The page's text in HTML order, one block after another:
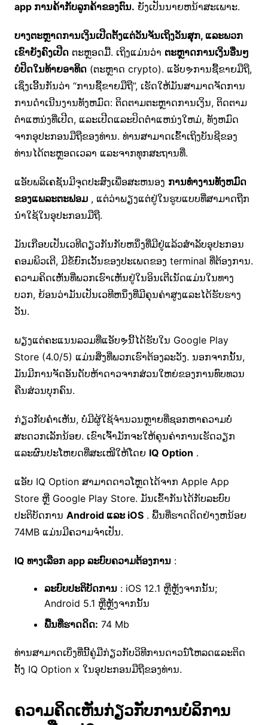
app ການຄ້າກັບລູກຄ້າຂອງຕົນ. ຍັງເປັນນາຍຫນ້າສະເພາະ.
ບາງຕະຫຼາດການເງິນເປີດຕັ້ງແຕ່ວັນຈັນເຖິງວັນສຸກ, ແລະພວກ
ເຂົາຍັງຄົງເປີດຕະຫຼອດມື້. ເຖິງແມ່ນວ່າ ຕະຫຼາດການເງິນອື່ນໆ
ບໍ່ປິດໃນທ້າຍອາທິດ(ຕະຫຼາດ crypto). ແອັບຯການຊື້ຂາຍມືຖື,
ເຊິ່ງເອີ້ນກັນວ່າ “ການຊື້ຂາຍມືຖື”, ເຮັດໃຫ້ມັນສາມາດຈັດການ
ການດໍາເນີນງານທັງຫມົດ: ຕິດຕາມຕະຫຼາດການເງິນ, ຕິດຕາມ
ຕໍາແຫນ່ງທີ່ເປີດ, ແລະເປີດແລະປິດຕໍາແຫນ່ງໃຫມ່, ທັງຫມົດ
ຈາກອຸປະກອນມືຖືຂອງທ່ານ. ທ່ານສາມາດເຂົ້າເຖິງບັນຊີຂອງ
ທ່ານໄດ້ຕະຫຼອດເວລາ ແລະຈາກທຸກສະຖານທີ່.
ແອັບພລິເຄຊັນມີຈຸດປະສົງເພື່ອສະຫນອງ ການທໍາງານທັງຫມົດ
ຂອງແພລະຕະຟອມ, ແຕ່ວ່າພຽງແຕ່ຢູ່ໃນຮູບແບບທີ່ສາມາດຖືກ
ນໍາໃຊ້ໃນອຸປະກອນມືຖື.
ມັນເກືອບເປັນເວທີດຽວກັນກັບຫນຶ່ງທີ່ມີຢູ່ແລ້ວສໍາລັບອຸປະກອນ
ຄອມພິວເຕີ, ມີຂໍ້ຍົກເວັ້ນຂອງປະເພດຂອງ terminal ທີ່ຕ້ອງການ.
ຄວາມຄິດເຫັນທີ່ພວກເຮົາເຫັນຢູ່ໃນອິນເຕີເນັດແມ່ນໃນທາງ
ບວກ, ຍ້ອນວ່າມັນເປັນເວທີຫນຶ່ງທີ່ມີຄຸນຄ່າສູງແລະໄດ້ຮັບຮາງ
ວັນ.
ພຽງແຕ່ຄະແນນລວມທີ່ແອັບຯນີ້ໄດ້ຮັບໃນ Google Play
Store (4.0/5) ແມ່ນສິ່ງທີ່ພວກເຮົາຕ້ອງລະວັງ. ນອກຈາກນັ້ນ,
ມັນມີການຈັດອັນດັບຫ້າດາວຈາກສ່ວນໃຫຍ່ຂອງການທົບທວນ
ຄືນສ່ວນບຸກຄົນ.
ກ່ຽວກັບຄໍາເຫັນ, ບໍ່ມີຜູ້ໃຊ້ຈໍານວນຫຼາຍທີ່ຊອກຫາຄວາມບໍ່
ສະດວກເລັກນ້ອຍ. ເຂົາເຈົ້າມັກຈະໃຫ້ຄຸນຄ່າການເຮັດວຽກ
ແລະຜົນປະໂຫຍດທີ່ສະເໜີໃຫ້ໂດຍ IQ Option .
ແອັບ IQ Option ສາມາດດາວໂຫຼດໄດ້ຈາກ Apple App
Store ຫຼື Google Play Store. ມັນເຂົ້າກັນໄດ້ກັບລະບົບ
ປະຕິບັດການ Android ແລະ iOS. ພື້ນທີ່ຮາດດິດຢ່າງຫນ້ອຍ
74MB ແມ່ນມີຄວາມຈໍາເປັນ.
IQ ທາງ​ເລືອກ app ລະ​ບົບ​ຄວາມ​ຕ້ອງ​ການ​:
ລະບົບປະຕິບັດການ: iOS 12.1 ຫຼືຫຼັງຈາກນັ້ນ;
Android 5.1 ຫຼືຫຼັງຈາກນັ້ນ
ພື້ນທີ່ຮາດດິດ: 74 Mb
ທ່ານ​ສາ​ມາດ​ເບິ່ງ​ທີ່​ນີ້​ຄູ່​ມື​ກ່ຽວ​ກັບ​ວິ​ທີ​ການ​ດາວ​ນ​໌​ໂຫລດ​ແລະ​ຕິດ​
ຕັ້ງ IQ Option x ໃນ​ອຸ​ປະ​ກອນ​ມື​ຖື​ຂອງ​ທ່ານ​.
ຄວາມຄິດເຫັນກ່ຽວກັບການບໍລິການ